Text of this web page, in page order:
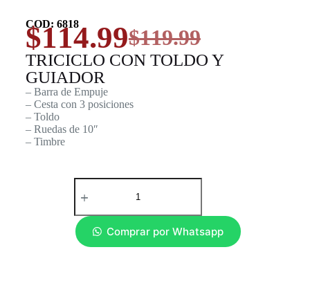
COD: 6818
$119.99
$114.99
TRICICLO CON TOLDO Y
GUIADOR
– Barra de Empuje
– Cesta con 3 posiciones
– Toldo
– Ruedas de 10″
– Timbre
Comprar por Whatsapp